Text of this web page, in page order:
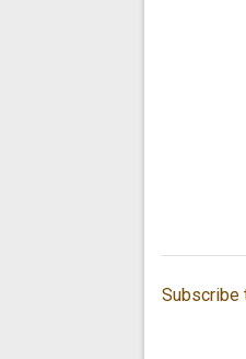
Subscribe